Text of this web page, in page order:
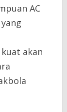
AC
akan